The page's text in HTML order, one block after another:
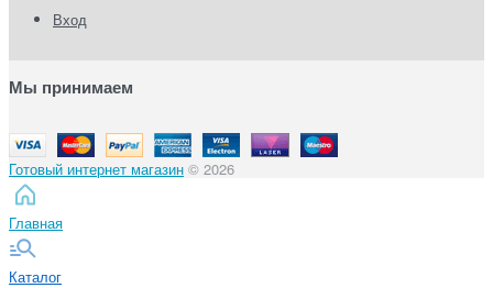
Вход
Мы принимаем
Готовый интернет магазин © 2026
Главная
Каталог